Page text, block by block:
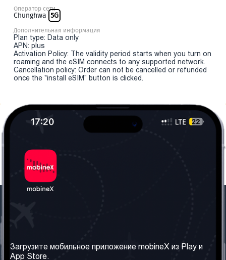
Оператор сети
Chunghwa 5G
Дополнительная информация
Plan type: Data only
APN: plus
Activation Policy: The validity period starts when you turn on
roaming and the eSIM connects to any supported network.
Cancellation policy: Order can not be cancelled or refunded
once the "install eSIM" button is clicked.
Наши сервисы
Правила и Условия
Загрузите мобильное приложение mobineX из Play и
App Store.